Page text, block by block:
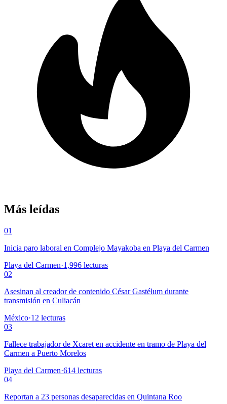
Más leídas
01
Inicia paro laboral en Complejo Mayakoba en Playa del Carmen
Playa del Carmen·1,996 lecturas
02
Asesinan al creador de contenido César Gastélum durante
transmisión en Culiacán
México·12 lecturas
03
Fallece trabajador de Xcaret en accidente en tramo de Playa del
Carmen a Puerto Morelos
Playa del Carmen·614 lecturas
04
Reportan a 23 personas desaparecidas en Quintana Roo